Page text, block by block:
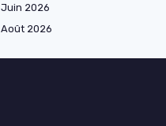
Juin 2026
Août 2026